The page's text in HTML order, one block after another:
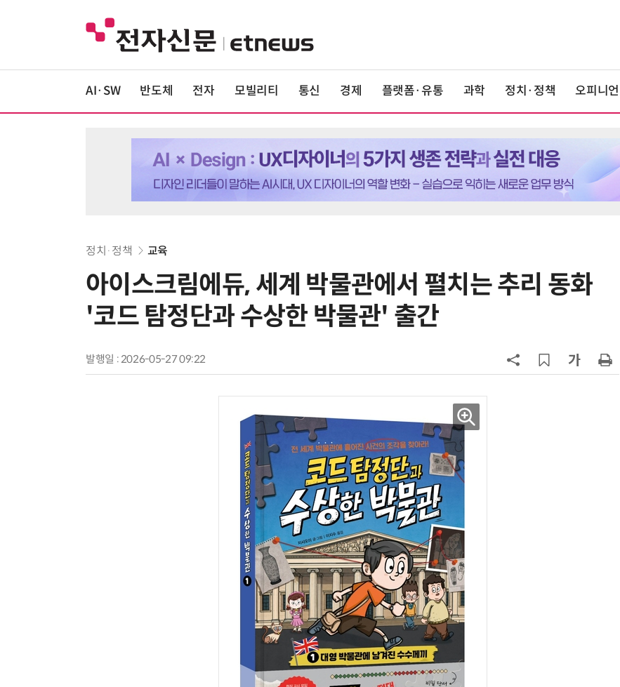
AI·SW 반도체 전자 모빌리티 통신 경제 플랫폼·유통 과학 정치·정책 오피니언
정치·정책 교육
아이스크림에듀, 세계 박물관에서 펼치는 추리 동화
'코드 탐정단과 수상한 박물관' 출간
발행일 : 2026-05-27 09:22
6
최저임금 1만700원 최종 확정…노
액공제' 신설… 지방 생산 시 혜택
메가프로젝트 속도전…'산업자원안
보기금' 신설해 공급망 사수
9
정점식 “김용범 이미 한국경제 빌
런…李 대통령, 경질 결단해야”
10
돌려차기 피해자 불러 놓고 “돌려차